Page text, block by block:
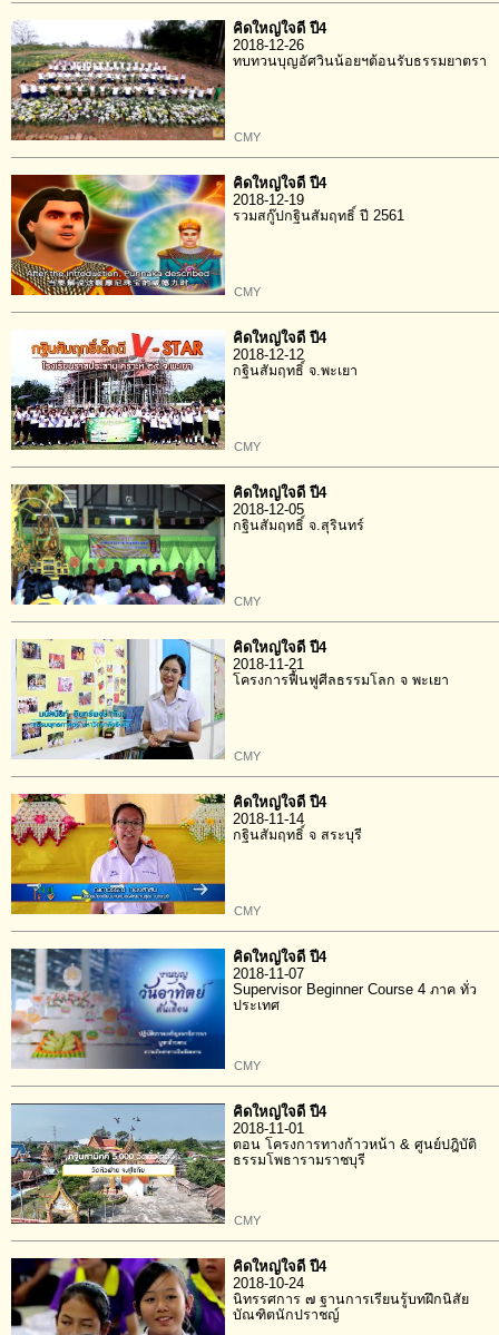
คิดใหญ่ใจดี ปี4
2018-12-26
ทบทวนบุญอัศวินน้อยฯต้อนรับธรรมยาตรา
CMY
คิดใหญ่ใจดี ปี4
2018-12-19
รวมสกู๊ปกฐินสัมฤทธิ์ ปี 2561
CMY
คิดใหญ่ใจดี ปี4
2018-12-12
กฐินสัมฤทธิ์ จ.พะเยา
CMY
คิดใหญ่ใจดี ปี4
2018-12-05
กฐินสัมฤทธิ์ จ.สุรินทร์
CMY
คิดใหญ่ใจดี ปี4
2018-11-21
โครงการฟื้นฟูศีลธรรมโลก จ พะเยา
CMY
คิดใหญ่ใจดี ปี4
2018-11-14
กฐินสัมฤทธิ์ จ สระบุรี
CMY
คิดใหญ่ใจดี ปี4
2018-11-07
Supervisor Beginner Course 4 ภาค ทั่ว
ประเทศ
CMY
คิดใหญ่ใจดี ปี4
2018-11-01
ตอน โครงการทางก้าวหน้า & ศูนย์ปฎิบัติ
ธรรมโพธารามราชบุรี
CMY
คิดใหญ่ใจดี ปี4
2018-10-24
นิทรรศการ ๗ ฐานการเรียนรู้บทฝึกนิสัย
บัณฑิตนักปราชญ์